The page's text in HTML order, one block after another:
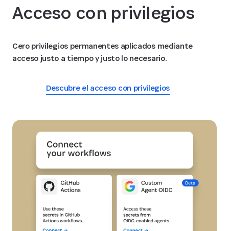
Acceso con privilegios
Cero privilegios permanentes aplicados mediante
acceso justo a tiempo y justo lo necesario.
Descubre el acceso con privilegios